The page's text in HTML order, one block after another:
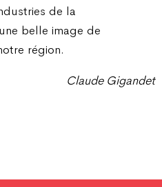
de la
belle image de
région.
Claude Gigandet